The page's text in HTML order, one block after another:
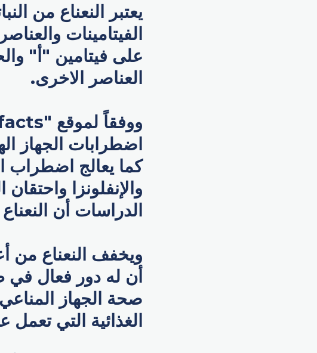
يعتبر النعناع من
الفيتامينات
على فيتامين "أ"
العناصر الاخرى.
اضطرابات الجهاز
كما يعالج اضطراب
والإنفلونزا
الدراسات أن
ويخفف النعناع من
أن له دور فعال في
صحة الجهاز
الغذائية التي تعمل